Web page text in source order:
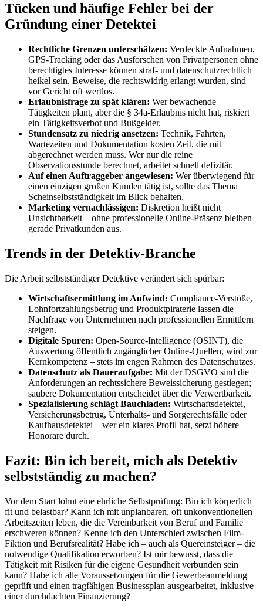
Tücken und häufige Fehler bei der
Gründung einer Detektei
Rechtliche Grenzen unterschätzen: Verdeckte Aufnahmen,
GPS-Tracking oder das Ausforschen von Privatpersonen ohne
berechtigtes Interesse können straf- und datenschutzrechtlich
heikel sein. Beweise, die rechtswidrig erlangt wurden, sind
vor Gericht oft wertlos.
Erlaubnisfrage zu spät klären: Wer bewachende
Tätigkeiten plant, aber die § 34a-Erlaubnis nicht hat, riskiert
ein Tätigkeitsverbot und Bußgelder.
Stundensatz zu niedrig ansetzen: Technik, Fahrten,
Wartezeiten und Dokumentation kosten Zeit, die mit
abgerechnet werden muss. Wer nur die reine
Observationsstunde berechnet, arbeitet schnell defizitär.
Auf einen Auftraggeber angewiesen: Wer überwiegend für
einen einzigen großen Kunden tätig ist, sollte das Thema
Scheinselbstständigkeit im Blick behalten.
Marketing vernachlässigen: Diskretion heißt nicht
Unsichtbarkeit – ohne professionelle Online-Präsenz bleiben
gerade Privatkunden aus.
Trends in der Detektiv-Branche
Die Arbeit selbstständiger Detektive verändert sich spürbar:
Wirtschaftsermittlung im Aufwind: Compliance-Verstöße,
Lohnfortzahlungsbetrug und Produktpiraterie lassen die
Nachfrage von Unternehmen nach professionellen Ermittlern
steigen.
Digitale Spuren: Open-Source-Intelligence (OSINT), die
Auswertung öffentlich zugänglicher Online-Quellen, wird zur
Kernkompetenz – stets im engen Rahmen des Datenschutzes.
Datenschutz als Daueraufgabe: Mit der DSGVO sind die
Anforderungen an rechtssichere Beweissicherung gestiegen;
saubere Dokumentation entscheidet über die Verwertbarkeit.
Spezialisierung schlägt Bauchladen: Wirtschaftsdetektei,
Versicherungsbetrug, Unterhalts- und Sorgerechtsfälle oder
Kaufhausdetektei – wer ein klares Profil hat, setzt höhere
Honorare durch.
Fazit: Bin ich bereit, mich als Detektiv
selbstständig zu machen?
Vor dem Start lohnt eine ehrliche Selbstprüfung: Bin ich körperlich
fit und belastbar? Kann ich mit unplanbaren, oft unkonventionellen
Arbeitszeiten leben, die die Vereinbarkeit von Beruf und Familie
erschweren können? Kenne ich den Unterschied zwischen Film-
Fiktion und Berufsrealität? Habe ich – auch als Quereinsteiger – die
notwendige Qualifikation erworben? Ist mir bewusst, dass die
Tätigkeit mit Risiken für die eigene Gesundheit verbunden sein
kann? Habe ich alle Voraussetzungen für die Gewerbeanmeldung
geprüft und einen tragfähigen Businessplan ausgearbeitet, inklusive
einer durchdachten Finanzierung?